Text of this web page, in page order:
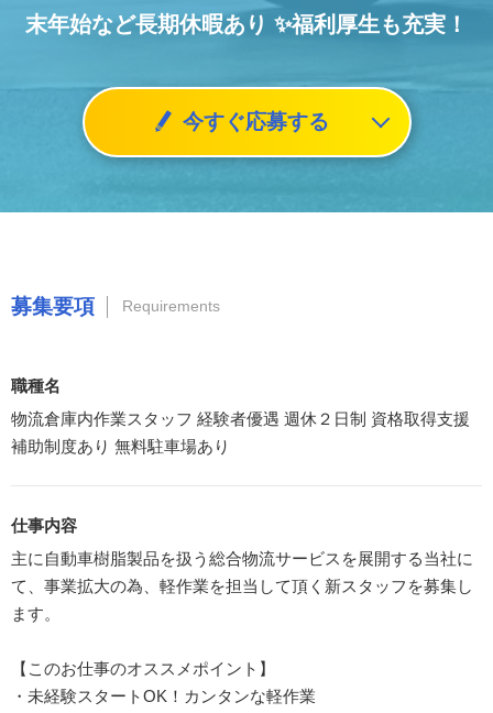
末年始など長期休暇あり ✨福利厚生も充実！
今すぐ応募する
募集要項 Requirements
職種名
物流倉庫内作業スタッフ 経験者優遇 週休２日制 資格取得支援
補助制度あり 無料駐車場あり
仕事内容
主に自動車樹脂製品を扱う総合物流サービスを展開する当社に
て、事業拡大の為、軽作業を担当して頂く新スタッフを募集し
ます。
【このお仕事のオススメポイント】
・未経験スタートOK！カンタンな軽作業